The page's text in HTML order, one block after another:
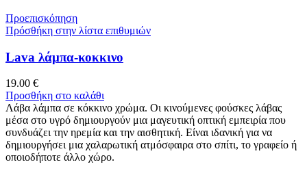
Προεπισκόπηση
Πρόσθήκη στην λίστα επιθυμιών
Lava λάμπα-κοκκινο
19.00 €
Προσθήκη στο καλάθι
Λάβα λάμπα σε κόκκινο χρώμα. Οι κινούμενες φούσκες λάβας
μέσα στο υγρό δημιουργούν μια μαγευτική οπτική εμπειρία που
συνδυάζει την ηρεμία και την αισθητική. Είναι ιδανική για να
δημιουργήσει μια χαλαρωτική ατμόσφαιρα στο σπίτι, το γραφείο ή
οποιοδήποτε άλλο χώρο.